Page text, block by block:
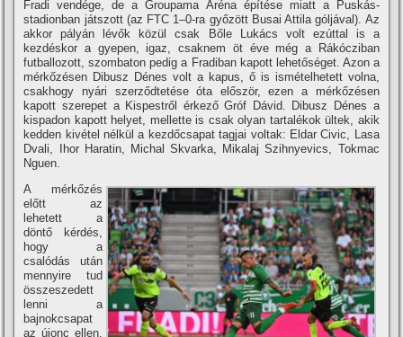
Fradi vendége, de a Groupama Aréna épí­tése miatt a Puskás-
stadionban játszott (az FTC 1–0-ra győzött Busai Attila góljával). Az
akkor pályán lévők közül csak Bőle Lukács volt ezúttal is a
kezdéskor a gyepen, igaz, csaknem öt éve még a Rákócziban
futballozott, szombaton pedig a Fradiban kapott lehetőséget. Azon a
mérkőzésen Dibusz Dénes volt a kapus, ő is ismételhetett volna,
csakhogy nyári szerződtetése óta először, ezen a mérkőzésen
kapott szerepet a Kispestről érkező Gróf Dávid. Dibusz Dénes a
kispadon kapott helyet, mellette is csak olyan tartalékok ültek, akik
kedden kivétel nélkül a kezdőcsapat tagjai voltak: Eldar Civic, Lasa
Dvali, Ihor Haratin, Michal Skvarka, Mikalaj Szihnyevics, Tokmac
Nguen.
A mérkőzés
előtt az
lehetett a
döntő kérdés,
hogy a
csalódás után
mennyire tud
összeszedett
lenni a
bajnokcsapat
az újonc ellen.